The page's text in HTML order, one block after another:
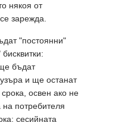
някоя от
зарежда.
"постоянни"
бъдат
и ще останат
освен ако не
на потребителя
сесийната